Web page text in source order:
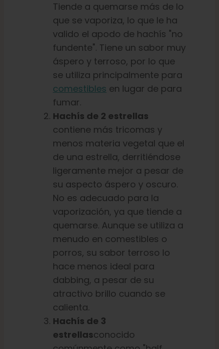
Tiende a quemarse más de lo
que se vaporiza, lo que le ha
valido el apodo de hachís "no
fundente". Tiene un sabor muy
áspero y terroso, por lo que
se utiliza principalmente para
comestibles en lugar de para
fumar.
Hachís de 2 estrellas
contiene más tricomas y
menos materia vegetal que el
de una estrella, derritiéndose
ligeramente mejor a pesar de
su aspecto áspero y oscuro.
No es adecuado para la
vaporización, ya que tiende a
quemarse. Aunque se utiliza a
menudo en comestibles o
porros, su sabor terroso lo
hace menos ideal para
dabbing, a pesar de su
atractivo brillo cuando se
calienta.
Hachís de 3
estrellasconocido